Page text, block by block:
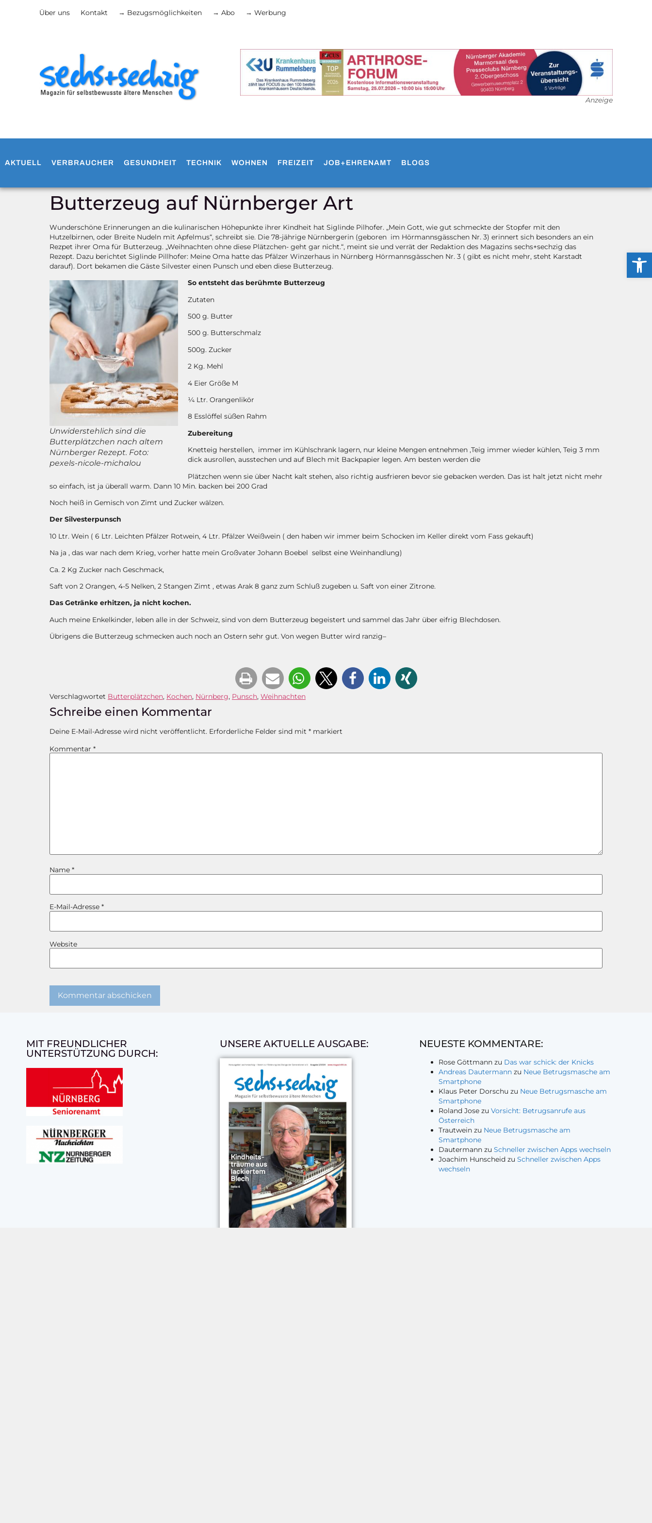
Über uns Kontakt → Bezugsmöglichkeiten → Abo → Werbung
Anzeige
AKTUELL VERBRAUCHER GESUNDHEIT TECHNIK WOHNEN FREIZEIT JOB+EHRENAMT BLOGS
Butterzeug auf Nürnberger Art
Wunderschöne Erinnerungen an die kulinarischen Höhepunkte ihrer Kindheit hat Siglinde Pilhofer. „Mein Gott, wie gut schmeckte der Stopfer mit den
Hutzelbirnen, oder Breite Nudeln mit Apfelmus“, schreibt sie. Die 78-jährige Nürnbergerin (geboren im Hörmannsgässchen Nr. 3) erinnert sich besonders an ein
Rezpet ihrer Oma für Butterzeug. „Weihnachten ohne diese Plätzchen- geht gar nicht.“, meint sie und verrät der Redaktion des Magazins sechs+sechzig das
Rezept. Dazu berichtet Siglinde Pillhofer: Meine Oma hatte das Pfälzer Winzerhaus in Nürnberg Hörmannsgässchen Nr. 3 ( gibt es nicht mehr, steht Karstadt
darauf). Dort bekamen die Gäste Silvester einen Punsch und eben diese Butterzeug.
Unwiderstehlich sind die
Butterplätzchen nach altem
Nürnberger Rezept. Foto:
pexels-nicole-michalou
So entsteht das berühmte Butterzeug
Zutaten
500 g. Butter
500 g. Butterschmalz
500g. Zucker
2 Kg. Mehl
4 Eier Größe M
¼ Ltr. Orangenlikör
8 Esslöffel süßen Rahm
Zubereitung
Knetteig herstellen, immer im Kühlschrank lagern, nur kleine Mengen entnehmen ,Teig immer wieder kühlen, Teig 3 mm
dick ausrollen, ausstechen und auf Blech mit Backpapier legen. Am besten werden die
Plätzchen wenn sie über Nacht kalt stehen, also richtig ausfrieren bevor sie gebacken werden. Das ist halt jetzt nicht mehr
so einfach, ist ja überall warm. Dann 10 Min. backen bei 200 Grad
Noch heiß in Gemisch von Zimt und Zucker wälzen.
Der Silvesterpunsch
10 Ltr. Wein ( 6 Ltr. Leichten Pfälzer Rotwein, 4 Ltr. Pfälzer Weißwein ( den haben wir immer beim Schocken im Keller direkt vom Fass gekauft)
Na ja , das war nach dem Krieg, vorher hatte mein Großvater Johann Boebel selbst eine Weinhandlung)
Ca. 2 Kg Zucker nach Geschmack,
Saft von 2 Orangen, 4-5 Nelken, 2 Stangen Zimt , etwas Arak 8 ganz zum Schluß zugeben u. Saft von einer Zitrone.
Das Getränke erhitzen, ja nicht kochen.
Auch meine Enkelkinder, leben alle in der Schweiz, sind von dem Butterzeug begeistert und sammel das Jahr über eifrig Blechdosen.
Übrigens die Butterzeug schmecken auch noch an Ostern sehr gut. Von wegen Butter wird ranzig–
Verschlagwortet Butterplätzchen, Kochen, Nürnberg, Punsch, Weihnachten
Schreibe einen Kommentar
Deine E-Mail-Adresse wird nicht veröffentlicht. Erforderliche Felder sind mit * markiert
Kommentar *
Name *
E-Mail-Adresse *
Website
MIT FREUNDLICHER
UNTERSTÜTZUNG DURCH:
UNSERE AKTUELLE AUSGABE: NEUESTE KOMMENTARE:
Rose Göttmann zu Das war schick: der Knicks
Andreas Dautermann zu Neue Betrugsmasche am
Smartphone
Klaus Peter Dorschu zu Neue Betrugsmasche am
Smartphone
Roland Jose zuVorsicht: Betrugsanrufe aus
Österreich
Trautwein zu Neue Betrugsmasche am
Smartphone
Dautermann zuSchneller zwischen Apps wechseln
Joachim Hunscheid zuSchneller zwischen Apps
wechseln